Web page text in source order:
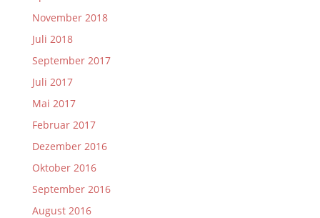
November 2018
Juli 2018
September 2017
Juli 2017
Mai 2017
Februar 2017
Dezember 2016
Oktober 2016
September 2016
August 2016